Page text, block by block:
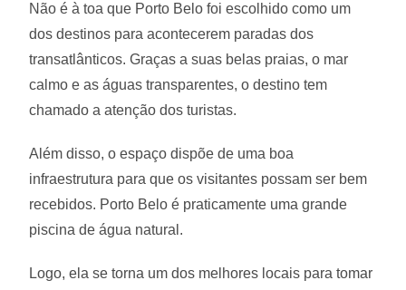
Não é à toa que Porto Belo foi escolhido como um
dos destinos para acontecerem paradas dos
transatlânticos. Graças a suas belas praias, o mar
calmo e as águas transparentes, o destino tem
chamado a atenção dos turistas.
Além disso, o espaço dispõe de uma boa
infraestrutura para que os visitantes possam ser bem
recebidos. Porto Belo é praticamente uma grande
piscina de água natural.
Logo, ela se torna um dos melhores locais para tomar